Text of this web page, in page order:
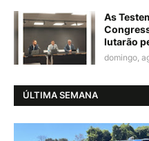
As
lutarão
domingo,
ÚLTIMA SEMANA